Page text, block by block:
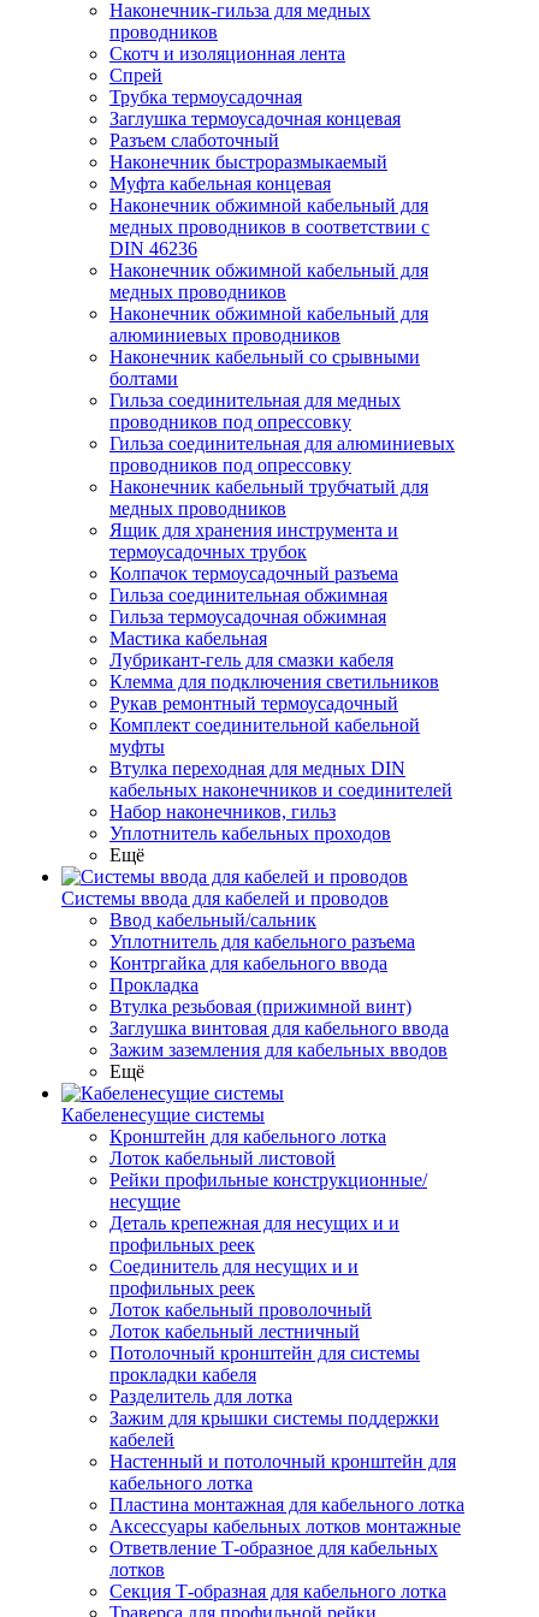
Наконечник-гильза для медных
проводников
Скотч и изоляционная лента
Спрей
Трубка термоусадочная
Заглушка термоусадочная концевая
Разъем слаботочный
Наконечник быстроразмыкаемый
Муфта кабельная концевая
Наконечник обжимной кабельный для
медных проводников в соответствии с
DIN 46236
Наконечник обжимной кабельный для
медных проводников
Наконечник обжимной кабельный для
алюминиевых проводников
Наконечник кабельный со срывными
болтами
Гильза соединительная для медных
проводников под опрессовку
Гильза соединительная для алюминиевых
проводников под опрессовку
Наконечник кабельный трубчатый для
медных проводников
Ящик для хранения инструмента и
термоусадочных трубок
Колпачок термоусадочный разъема
Гильза соединительная обжимная
Гильза термоусадочная обжимная
Мастика кабельная
Лубрикант-гель для смазки кабеля
Клемма для подключения светильников
Рукав ремонтный термоусадочный
Комплект соединительной кабельной
муфты
Втулка переходная для медных DIN
кабельных наконечников и соединителей
Набор наконечников, гильз
Уплотнитель кабельных проходов
Ещё
Системы ввода для кабелей и проводов
Ввод кабельный/сальник
Уплотнитель для кабельного разъема
Контргайка для кабельного ввода
Прокладка
Втулка резьбовая (прижимной винт)
Заглушка винтовая для кабельного ввода
Зажим заземления для кабельных вводов
Ещё
Кабеленесущие системы
Кронштейн для кабельного лотка
Лоток кабельный листовой
Рейки профильные конструкционные/
несущие
Деталь крепежная для несущих и и
профильных реек
Соединитель для несущих и и
профильных реек
Лоток кабельный проволочный
Лоток кабельный лестничный
Потолочный кронштейн для системы
прокладки кабеля
Разделитель для лотка
Зажим для крышки системы поддержки
кабелей
Настенный и потолочный кронштейн для
кабельного лотка
Пластина монтажная для кабельного лотка
Аксессуары кабельных лотков монтажные
Ответвление Т-образное для кабельных
лотков
Секция Т-образная для кабельного лотка
Траверса для профильной рейки